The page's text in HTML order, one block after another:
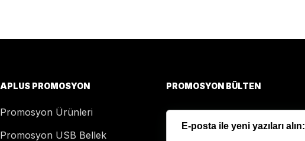
APLUS PROMOSYON
Promosyon Ürünleri
Promosyon USB Bellek
PROMOSYON BÜLTEN
E-posta ile yeni yazıları alın: